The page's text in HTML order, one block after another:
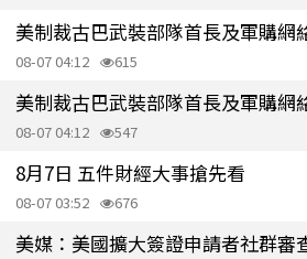
美制裁古巴武裝部隊首長及軍購
08-07 04:12 615
美制裁古巴武裝部隊首長及軍購
08-07 04:12 547
8月7日 五件財經大事搶先看
08-07 03:52 676
美媒：美國擴大簽證申請者社群